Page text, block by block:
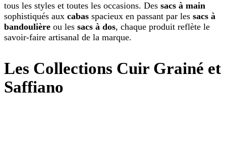
tous les styles et toutes les occasions. Des sacs à main
sophistiqués aux cabas spacieux en passant par les sacs à
bandoulière ou les sacs à dos, chaque produit reflète le
savoir-faire artisanal de la marque.
Les Collections Cuir Grainé et
Saffiano